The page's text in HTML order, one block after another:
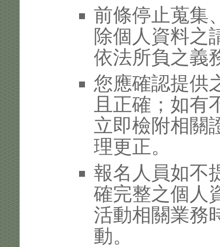
前條停止蒐集
除個人資料之
依法所負之義
您應確認提供
且正確；如有
立即檢附相關
理更正。
報名人員如不
確完整之個人
活動相關業務
動。